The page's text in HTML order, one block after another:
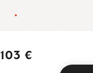
103 €